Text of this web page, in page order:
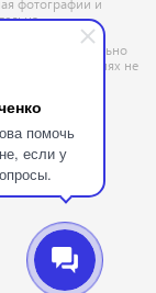
помочь
если у
исключительно
каких условиях не
ГК РФ